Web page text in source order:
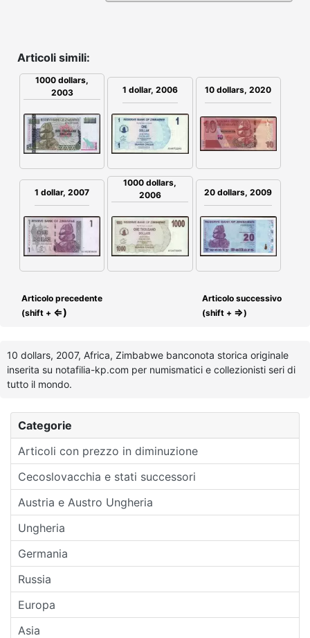
Categorie
Articoli con prezzo in diminuzione
Cecoslovacchia e stati successori
Austria e Austro Ungheria
Ungheria
Germania
Russia
Europa
Asia
Articoli simili:
1000 dollars,
2003
1 dollar, 2006 10 dollars, 2020
1 dollar, 2007
1000 dollars,
2006
20 dollars, 2009
Articolo precedente
(shift + ⇐)
Articolo successivo
(shift + ⇒)
10 dollars, 2007, Africa, Zimbabwe banconota storica originale
inserita su notafilia-kp.com per numismatici e collezionisti seri di
tutto il mondo.